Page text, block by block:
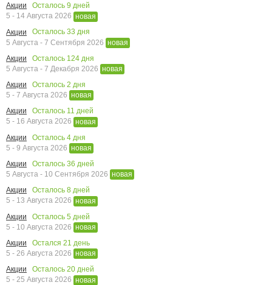
Акции
Осталось 9 дней
5 - 14 Августа 2026 новая
Акции
Осталось 33 дня
5 Августа - 7 Сентября 2026 новая
Акции
Осталось 124 дня
5 Августа - 7 Декабря 2026 новая
Акции
Осталось 2 дня
5 - 7 Августа 2026 новая
Акции
Осталось 11 дней
5 - 16 Августа 2026 новая
Акции
Осталось 4 дня
5 - 9 Августа 2026 новая
Акции
Осталось 36 дней
5 Августа - 10 Сентября 2026 новая
Акции
Осталось 8 дней
5 - 13 Августа 2026 новая
Акции
Осталось 5 дней
5 - 10 Августа 2026 новая
Акции
Остался 21 день
5 - 26 Августа 2026 новая
Акции
Осталось 20 дней
5 - 25 Августа 2026 новая